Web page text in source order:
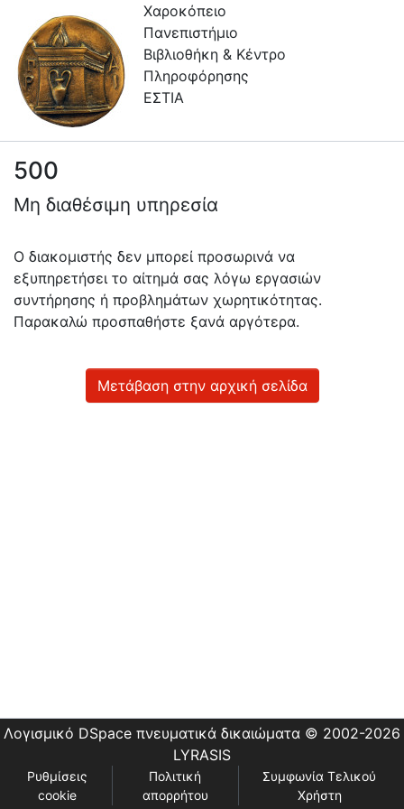
Χαροκόπειο
Πανεπιστήμιο
Βιβλιοθήκη & Κέντρο
Πληροφόρησης
ΕΣΤΙΑ
Πληροφορίες
Επικοινωνία
Υπηρεσίες
Αυτοαπόθεσης
Ανοιχτά
Δεδομένα
500
Μη διαθέσιμη υπηρεσία
Ο διακομιστής δεν μπορεί προσωρινά να
εξυπηρετήσει το αίτημά σας λόγω εργασιών
συντήρησης ή προβλημάτων χωρητικότητας.
Παρακαλώ προσπαθήστε ξανά αργότερα.
Μετάβαση στην αρχική σελίδα
Λογισμικό DSpace πνευματικά δικαιώματα © 2002-2026
LYRASIS
Ρυθμίσεις
cookie
Πολιτική
απορρήτου
Συμφωνία Τελικού
Χρήστη